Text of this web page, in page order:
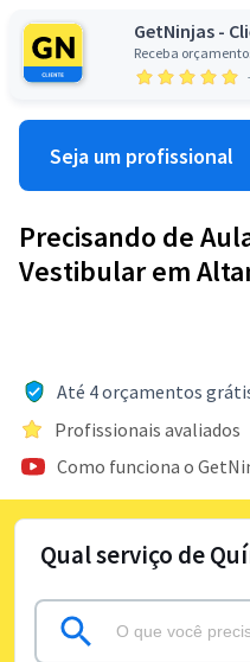
GetNinjas -
Receba
Seja um profissional
Precisando de
Vestibular em
Até 4 orçamentos
Profissionais avaliados
Como funciona o
Qual serviço de